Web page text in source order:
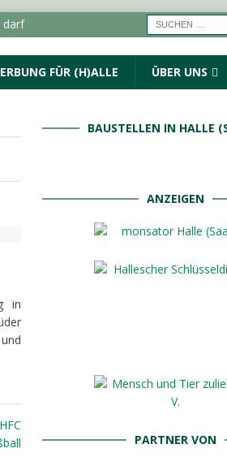
FÜR (H)ALLE ÜBER UNS
in
BAUSTELLEN IN HALLE
ANZEIGEN
PARTNER VON